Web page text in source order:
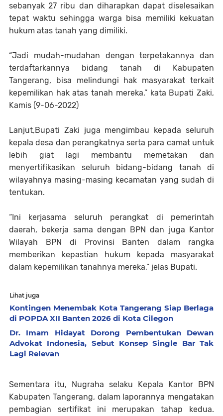
sebanyak 27 ribu dan diharapkan dapat diselesaikan
tepat waktu sehingga warga bisa memiliki kekuatan
hukum atas tanah yang dimiliki.
“Jadi mudah-mudahan dengan terpetakannya dan
terdaftarkannya bidang tanah di Kabupaten
Tangerang, bisa melindungi hak masyarakat terkait
kepemilikan hak atas tanah mereka,” kata Bupati Zaki,
Kamis (9-06-2022)
Lanjut,Bupati Zaki juga mengimbau kepada seluruh
kepala desa dan perangkatnya serta para camat untuk
lebih giat lagi membantu memetakan dan
menyertifikasikan seluruh bidang-bidang tanah di
wilayahnya masing-masing kecamatan yang sudah di
tentukan.
“Ini kerjasama seluruh perangkat di pemerintah
daerah, bekerja sama dengan BPN dan juga Kantor
Wilayah BPN di Provinsi Banten dalam rangka
memberikan kepastian hukum kepada masyarakat
dalam kepemilikan tanahnya mereka,” jelas Bupati.
Lihat juga
Kontingen Menembak Kota Tangerang Siap Berlaga
di POPDA XII Banten 2026 di Kota Cilegon
Dr. Imam Hidayat Dorong Pembentukan Dewan
Advokat Indonesia, Sebut Konsep Single Bar Tak
Lagi Relevan
Sementara itu, Nugraha selaku Kepala Kantor BPN
Kabupaten Tangerang, dalam laporannya mengatakan
pembagian sertifikat ini merupakan tahap kedua.